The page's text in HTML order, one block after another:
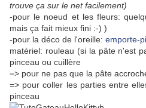
trouve ça sur le net facilement)
-pour le noeud et les fleurs:
mais ça fait mieux fini :-) )
-pour la déco de l'oreille: emporte-
matériel: rouleau (si la pâte n'est
pinceau ou cuillère
=> pour ne pas que la pâte
=> pour coller les parties entre
pinceau